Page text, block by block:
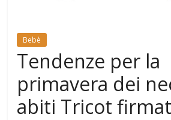
Bebè
Tendenze per la
primavera dei
abiti Tricot